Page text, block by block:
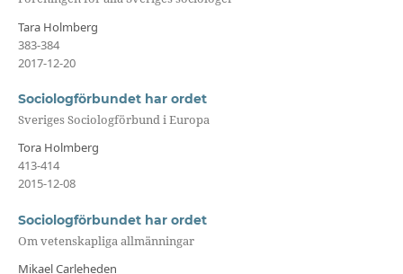
Tara Holmberg
383-384
2017-12-20
Sociologförbundet har ordet
Sveriges Sociologförbund i Europa
Tora Holmberg
413-414
2015-12-08
Sociologförbundet har ordet
Om vetenskapliga allmänningar
Mikael Carleheden